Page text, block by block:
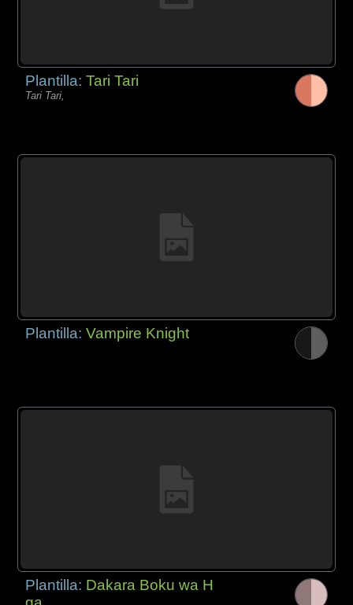
Plantilla:Tari Tari
Tari Tari,
Plantilla:Vampire Knight
Plantilla: Dakara Boku wa H